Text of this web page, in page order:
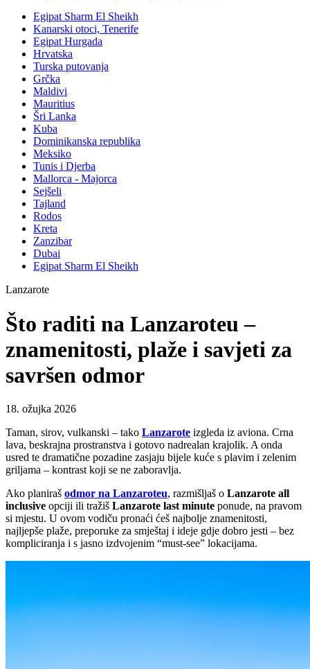
Egipat Sharm El Sheikh
Kanarski otoci, Tenerife
Egipat Hurgada
Hrvatska
Turska putovanja
Grčka
Maldivi
Mauritius
Šri Lanka
Kuba
Dominikanska republika
Meksiko
Tunis i Djerba
Mallorca - Majorca
Sejšeli
Tajland
Rodos
Kreta
Zanzibar
Dubai
Egipat Sharm El Sheikh
Lanzarote
Što raditi na Lanzaroteu –
znamenitosti, plaže i savjeti za
savršen odmor
18. ožujka 2026
Taman, sirov, vulkanski – tako Lanzarote izgleda iz aviona. Crna
lava, beskrajna prostranstva i gotovo nadrealan krajolik. A onda
usred te dramatične pozadine zasjaju bijele kuće s plavim i zelenim
griljama – kontrast koji se ne zaboravlja.
Ako planiraš odmor na Lanzaroteu, razmišljaš o Lanzarote all
inclusive opciji ili tražiš Lanzarote last minute ponude, na pravom
si mjestu. U ovom vodiču pronaći ćeš najbolje znamenitosti,
najljepše plaže, preporuke za smještaj i ideje gdje dobro jesti – bez
kompliciranja i s jasno izdvojenim “must-see” lokacijama.